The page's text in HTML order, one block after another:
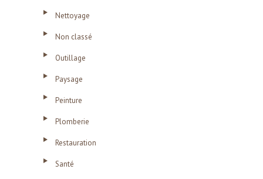
Nettoyage
Non classé
Outillage
Paysage
Peinture
Plomberie
Restauration
Santé